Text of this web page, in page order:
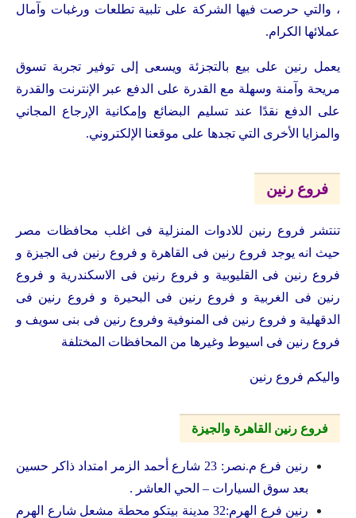
، والتي حرصت فيها الشركة على تلبية تطلعات ورغبات وآمال
عملائها الكرام.
يعمل رنين على بيع بالتجزئة ويسعى إلى توفير تجربة تسوق
مريحة وآمنة وسهلة مع القدرة على الدفع عبر الإنترنت والقدرة
على الدفع نقدًا عند تسليم البضائع وإمكانية الإرجاع المجاني
والمزايا الأخرى التي تجدها على موقعنا الإلكتروني.
فروع رنين
تنتشر فروع رنين للادوات المنزلية فى اغلب محافظات مصر
حيث انه يوجد فروع رنين فى القاهرة و فروع رنين فى الجيزة و
فروع رنين فى القليوبية و فروع رنين فى الاسكندرية و فروع
رنين فى الغربية و فروع رنين فى البحيرة و فروع رنين فى
الدقهلية و فروع رنين فى المنوفية وفروع رنين فى بنى سويف و
فروع رنين فى اسيوط وغيرها من المحافظات المختلفة
واليكم فروع رنين
فروع رنين القاهرة والجيزة
رنين فرع م.نصر: 23 شارع أحمد الزمر امتداد ذاكر حسين
بعد سوق السيارات – الحي العاشر .
رنين فرع الهرم:32 مدينة بيتكو محطة مشعل شارع الهرم